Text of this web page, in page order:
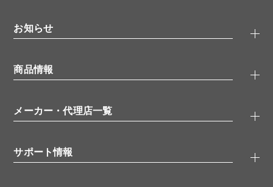
タンパク質検索
ELISA/ELISpot検索
品番検索
お知らせ
無料サンプル
ウェビナー （オンラインセミナー）
学会・展示スケジュール
商品情報
抗体
シグナル伝達
糖類／レクチン
メーカー・代理店一覧
代理店
サポート情報